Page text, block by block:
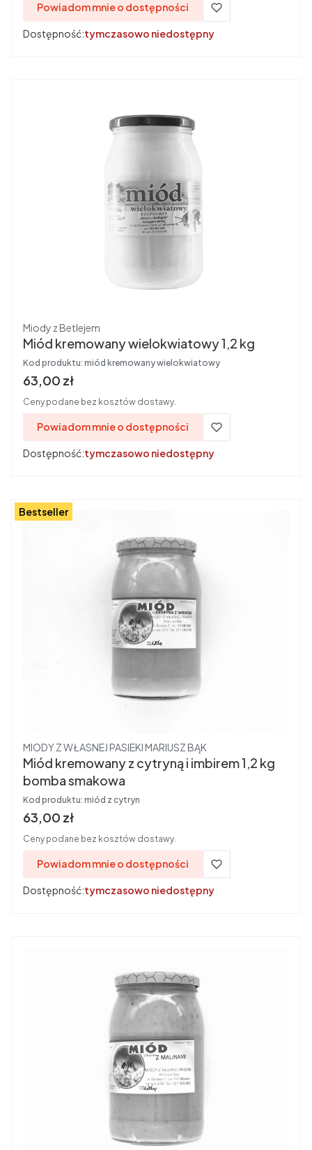
Powiadom mnie o dostępności
Dostępność:tymczasowo niedostępny
Producent
Miody z Betlejem
Miód kremowany wielokwiatowy 1,2 kg
Kod produktu: miód kremowany wielokwiatowy
Cena
63,00 zł
Ceny podane bez kosztów dostawy.
Powiadom mnie o dostępności
Dostępność:tymczasowo niedostępny
Bestseller
Producent
MIODY Z WŁASNEJ PASIEKI MARIUSZ BĄK
Miód kremowany z cytryną i imbirem 1,2 kg
bomba smakowa
Kod produktu: miód z cytryn
Cena
63,00 zł
Ceny podane bez kosztów dostawy.
Powiadom mnie o dostępności
Dostępność:tymczasowo niedostępny